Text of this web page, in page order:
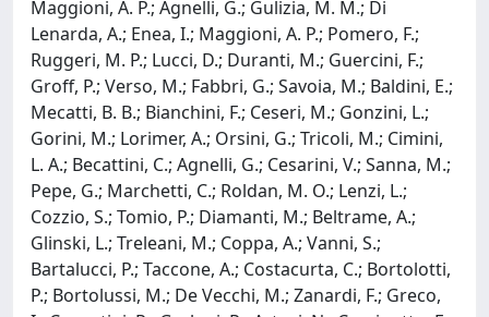
Maggioni, A. P.; Agnelli, G.; Gulizia, M. M.; Di
Lenarda, A.; Enea, I.; Maggioni, A. P.; Pomero, F.;
Ruggeri, M. P.; Lucci, D.; Duranti, M.; Guercini, F.;
Groff, P.; Verso, M.; Fabbri, G.; Savoia, M.; Baldini, E.;
Mecatti, B. B.; Bianchini, F.; Ceseri, M.; Gonzini, L.;
Gorini, M.; Lorimer, A.; Orsini, G.; Tricoli, M.; Cimini,
L. A.; Becattini, C.; Agnelli, G.; Cesarini, V.; Sanna, M.;
Pepe, G.; Marchetti, C.; Roldan, M. O.; Lenzi, L.;
Cozzio, S.; Tomio, P.; Diamanti, M.; Beltrame, A.;
Glinski, L.; Treleani, M.; Coppa, A.; Vanni, S.;
Bartalucci, P.; Taccone, A.; Costacurta, C.; Bortolotti,
P.; Bortolussi, M.; De Vecchi, M.; Zanardi, F.; Greco,